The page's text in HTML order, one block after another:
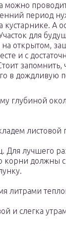
можно
период
кустарнике. А
для
на открытом,
и с
запомнить,
в дождливую
глубиной
листовой
Для лучшего
корни должны
литрами
и слегка